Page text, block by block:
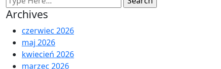
Archives
czerwiec 2026
maj 2026
kwiecień 2026
marzec 2026